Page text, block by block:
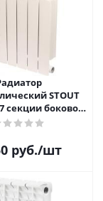
STOUT
секции боковое
SRB-0310-
руб./шт